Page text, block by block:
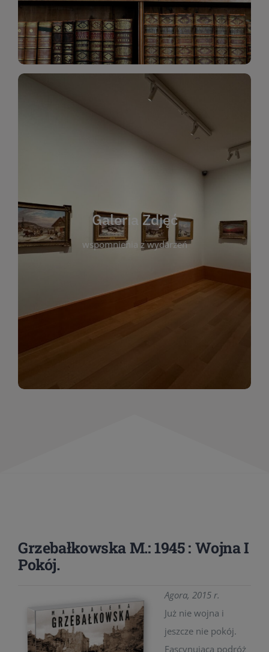
Katalog Zbiorów
Galeria Zdjęć
wspomnienia z wydarzeń
Galeria Zdjęć
wspomnienia z wydarzeń, spotkań i projektów
którym można zobaczyć, jak żyje nasza biblioteka
i jej społeczność. Zdjęcia dokumentują zarówno
uroczyste chwile, jak i codzienne aktywności
czytelników. Regularnie dodajemy nowe galerie,
by każdy mógł powrócić do wyjątkowych
momentów. Zapraszamy do obejrzenia,
wspominania i inspirowania się!
Grzebałkowska M.: 1945 : Wojna I
Pokój.
Agora, 2015 r.
Już nie wojna i
jeszcze nie pokój.
Fascynująca podróż